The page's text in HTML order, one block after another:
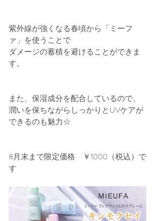
紫外線が強くなる春頃から「ミーフ
ァ」を使うことで
ダメージの蓄積を避けることができま
す。
また、保湿成分を配合しているので、
潤いを保ちながらしっかりとUVケアが
できるのも魅力☆
8月末まで限定価格　￥1000（税込）で
す